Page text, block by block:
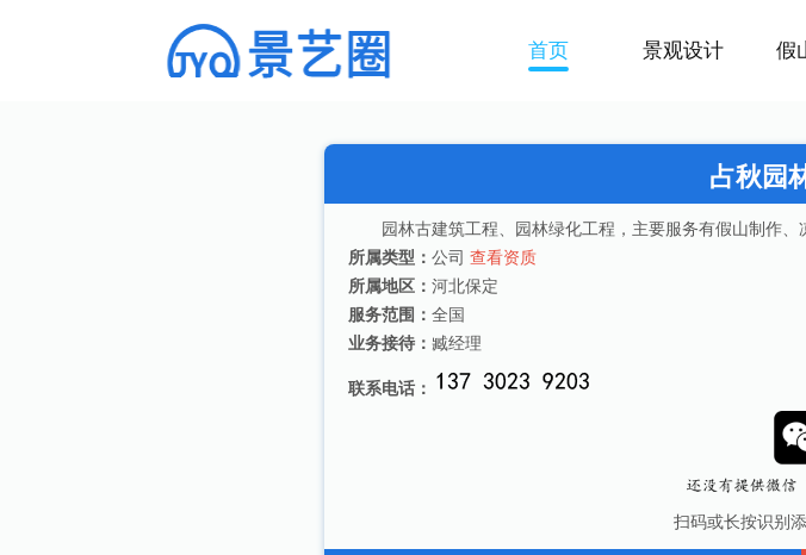
首页 景观设计 假
占秋园
园林古建筑工程、园林绿化工程，主要服务有假山制作
所属类型： 公司 查看资质
所属地区： 河北保定
服务范围： 全国
业务接待： 臧经理
联系电话：
扫码或长按识别